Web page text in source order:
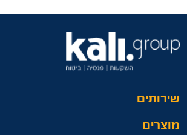
שירותים
מוצרים